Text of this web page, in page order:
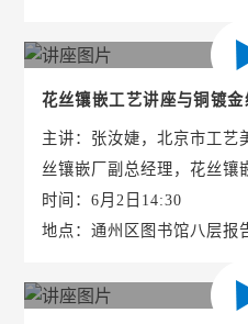
花丝镶嵌工艺讲座与铜镀
主讲：张汝婕，北京市工艺
丝镶嵌厂副总经理，花丝镶
时间：6月2日14:30
地点：通州区图书馆八层报